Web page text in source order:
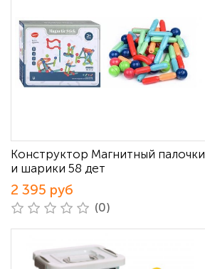
Конструктор Магнитный палочки
и шарики 58 дет
2 395 руб
(0)